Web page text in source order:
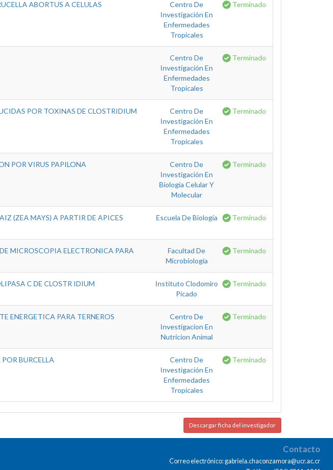
ABORTUS A CELULAS
Centro De
Investigación En
Enfermedades
Tropicales
Terminado
Centro De
Investigación En
Enfermedades
Tropicales
Terminado
POR TOXINAS DE CLOSTRIDIUM
Centro De
Investigación En
Enfermedades
Tropicales
Terminado
POR VIRUS PAPILONA
Centro De
Investigación En
Biologia Celular Y
Molecular
Terminado
(ZEA MAYS) A PARTIR DE APICES
Escuela De Biología Terminado
MICROSCOPIA ELECTRONICA PARA
Facultad De
Microbiología
Terminado
C DE CLOSTR IDIUM
Instituto Clodomiro
Picado
Terminado
ENERGETICA PARA TERNEROS
Centro De
Investigacion En
Nutricion Animal
Terminado
BURCELLA
Centro De
Investigación En
Enfermedades
Tropicales
Terminado
Descargar ficha del investigador
Contacto
Correo electrónico: gabriela.chaconzamora@ucr.ac.cr